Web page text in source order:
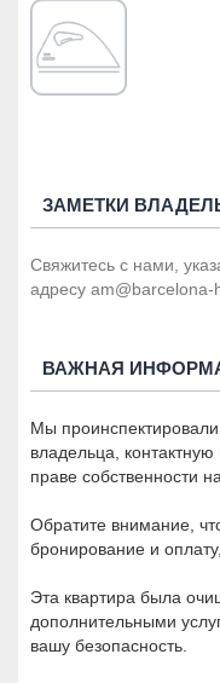
ЗАМЕТКИ
Свяжитесь с нами,
адресу am@barcelona-
ВАЖНАЯ
Мы
владельца,
праве собственности
Обратите внимание,
бронирование и
Эта квартира была
дополнительными
вашу безопасность.